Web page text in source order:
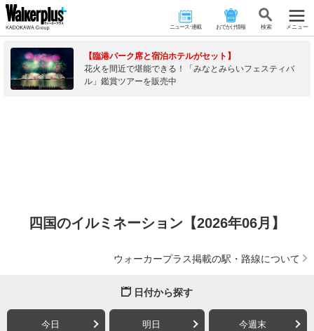
ニュース･連載 おでかけ情報 検 索 メニュー
【臨港パーク席と宿泊ホテルがセット】
花火を間近で堪能できる！「みなとみらいフェスティバ
ル」鑑賞ツアーを販売中
四国のイルミネーション【2026年06月】
ウォーカープラス掲載の駅・路線について
日付から探す
今日 明日 今週末